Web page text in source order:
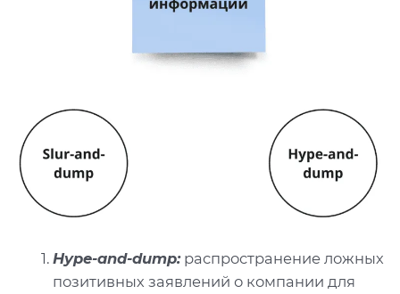
Hype-and-dump:распространение ложных
позитивных заявлений о компании для